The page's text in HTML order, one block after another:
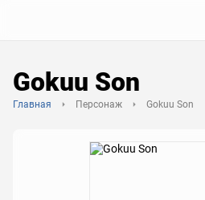
Gokuu Son
Главная Персонаж Gokuu Son